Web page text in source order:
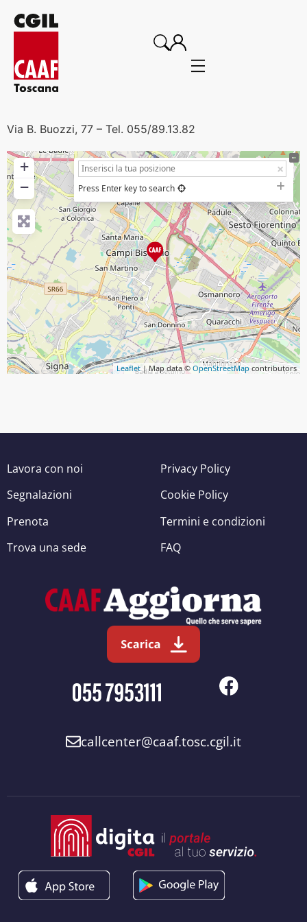
Via B. Buozzi, 77 – Tel. 055/89.13.82
+
−
Press Enter key to search
Leaflet| Map data © OpenStreetMap contributors
Lavora con noi
Segnalazioni
Prenota
Trova una sede
Privacy Policy
Cookie Policy
Termini e condizioni
FAQ
callcenter@caaf.tosc.cgil.it